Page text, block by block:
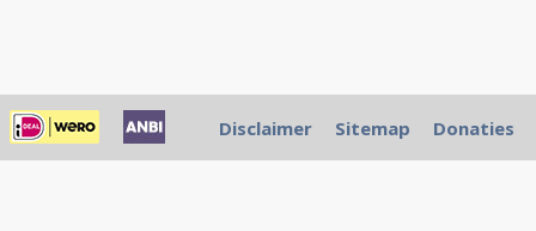
Disclaimer Sitemap Donaties